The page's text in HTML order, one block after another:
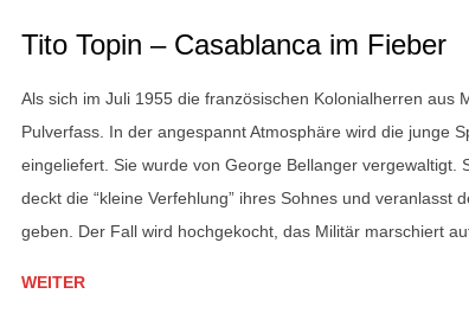
Tito Topin – Casablanca im Fieber
Als sich im Juli 1955 die französischen Kolonialherren aus
Pulverfass. In der angespannt Atmosphäre wird die junge
eingeliefert. Sie wurde von George Bellanger vergewaltigt.
deckt die “kleine Verfehlung” ihres Sohnes und veranlasst
geben. Der Fall wird hochgekocht, das Militär marschiert
WEITER